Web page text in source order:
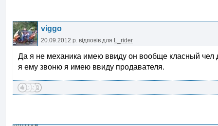
viggo
20.09.2012 р. відповів для L_rider
Да я не механика имею ввиду он вообще класный чел
я ему звоню я имею ввиду продавателя.